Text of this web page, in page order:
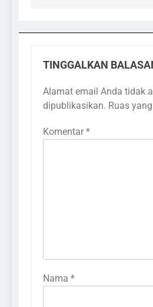
TINGGALKAN
Alamat email Anda tidak
dipublikasikan. Ruas
Komentar *
Nama *